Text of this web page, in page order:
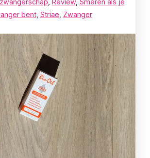
bent, Striae Zwanger